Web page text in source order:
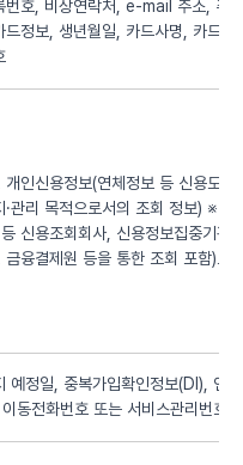
번호, 비상연락처, e-mail 주소, 주
드정보, 생년월일, 카드사명, 카드
개인신용정보(연체정보 등 신용도
·관리 목적으로서의 조회 정보) ※
신용조회회사, 신용정보집중기관
금융결제원 등을 통한 조회 포함)로
예정일, 중복가입확인정보(DI), 연
동전화번호 또는 서비스관리번호